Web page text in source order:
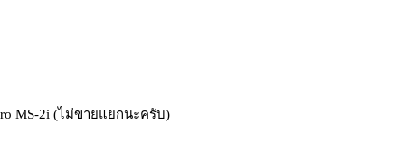
MS-2i (ไม่ขายแยกนะครับ)